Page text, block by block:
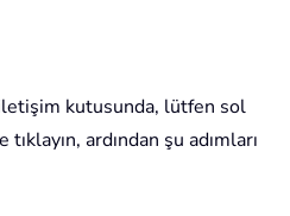
kutusunda, lütfen sol
ardından şu adımları